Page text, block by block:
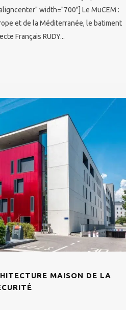
width="700"] Le MuCEM :
et de la Méditerranée, le batiment
Français RUDY...
MAISON DE LA